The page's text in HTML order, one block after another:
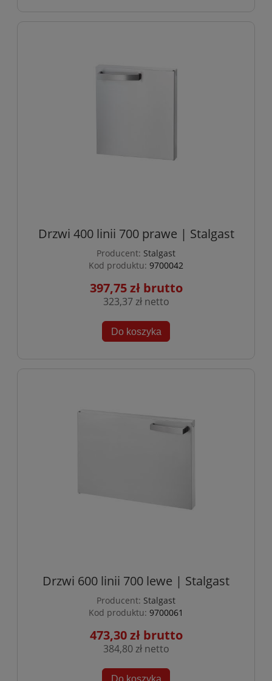
Drzwi 400 linii 700 prawe | Stalgast
Producent: Stalgast
Kod produktu: 9700042
397,75 zł
323,37 zł
Do koszyka
Drzwi 600 linii 700 lewe | Stalgast
Producent: Stalgast
Kod produktu: 9700061
473,30 zł
384,80 zł
Do koszyka